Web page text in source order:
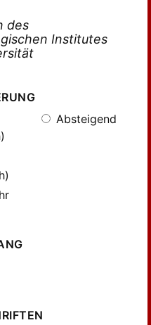
des
Institutes
Absteigend